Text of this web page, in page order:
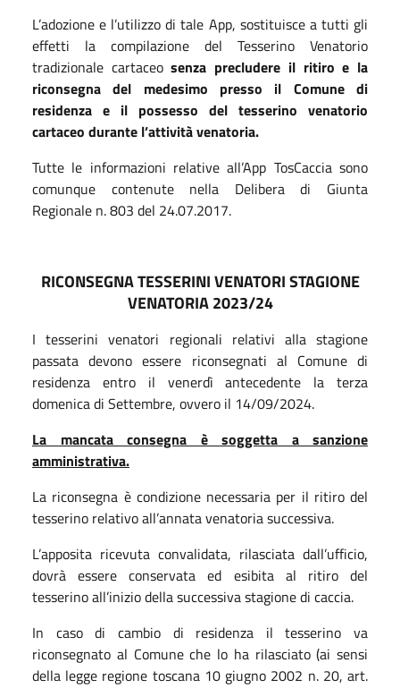
L’adozione e l’utilizzo di tale App, sostituisce a tutti gli
effetti la compilazione del Tesserino Venatorio
tradizionale cartaceosenza precludere il ritiro e la
riconsegna del medesimo presso il Comune di
residenza e il possesso del tesserino venatorio
cartaceo durante l’attività venatoria.
Tutte le informazioni relative all’App TosCaccia sono
comunque contenute nella Delibera di Giunta
Regionale n. 803 del 24.07.2017.
RICONSEGNA TESSERINI VENATORI STAGIONE
VENATORIA 2023/24
I tesserini venatori regionali relativi alla stagione
passata devono essere riconsegnati al Comune di
residenza entro il venerdì antecedente la terza
domenica di Settembre, ovvero il 14/09/2024.
La mancata consegna è soggetta a sanzione
amministrativa.
La riconsegna è condizione necessaria per il ritiro del
tesserino relativo all’annata venatoria successiva.
L’apposita ricevuta convalidata, rilasciata dall’ufficio,
dovrà essere conservata ed esibita al ritiro del
tesserino all’inizio della successiva stagione di caccia.
In caso di cambio di residenza il tesserino va
riconsegnato al Comune che lo ha rilasciato (ai sensi
della legge regione toscana 10 giugno 2002 n. 20, art.